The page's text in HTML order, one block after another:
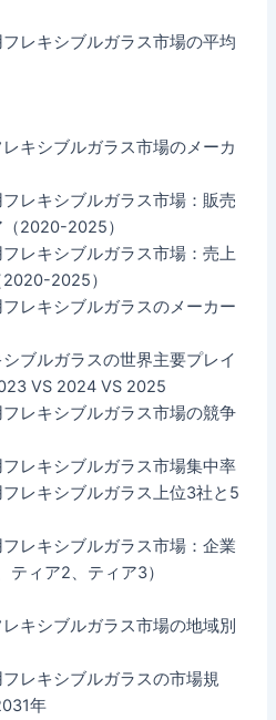
レキシブルガラス市場の平均
キシブルガラス市場のメーカ
レキシブルガラス市場：販売
2020-2025）
レキシブルガラス市場：売上
2025）
レキシブルガラスのメーカー
ブルガラスの世界主要プレイ
VS 2024 VS 2025
レキシブルガラス市場の競争
レキシブルガラス市場集中率
レキシブルガラス上位3社と5
レキシブルガラス市場：企業
ティア2、ティア3）
キシブルガラス市場の地域別
レキシブルガラスの市場規
年